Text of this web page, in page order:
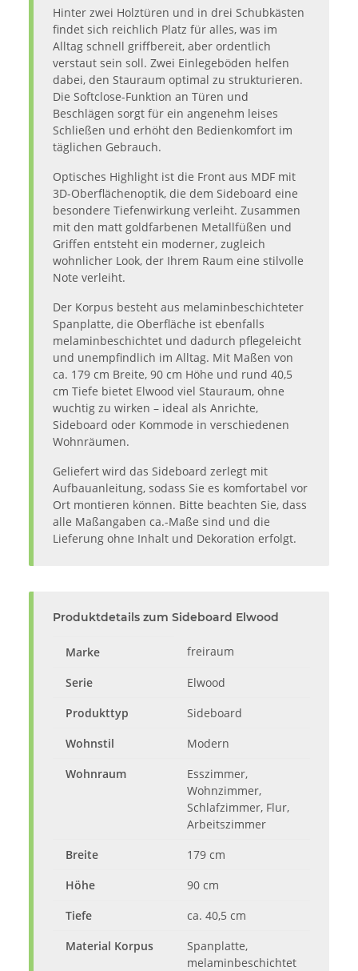
Hinter zwei Holztüren und in drei Schubkästen
findet sich reichlich Platz für alles, was im
Alltag schnell griffbereit, aber ordentlich
verstaut sein soll. Zwei Einlegeböden helfen
dabei, den Stauraum optimal zu strukturieren.
Die Softclose-Funktion an Türen und
Beschlägen sorgt für ein angenehm leises
Schließen und erhöht den Bedienkomfort im
täglichen Gebrauch.
Optisches Highlight ist die Front aus MDF mit
3D-Oberflächenoptik, die dem Sideboard eine
besondere Tiefenwirkung verleiht. Zusammen
mit den matt goldfarbenen Metallfüßen und
Griffen entsteht ein moderner, zugleich
wohnlicher Look, der Ihrem Raum eine stilvolle
Note verleiht.
Der Korpus besteht aus melaminbeschichteter
Spanplatte, die Oberfläche ist ebenfalls
melaminbeschichtet und dadurch pflegeleicht
und unempfindlich im Alltag. Mit Maßen von
ca. 179 cm Breite, 90 cm Höhe und rund 40,5
cm Tiefe bietet Elwood viel Stauraum, ohne
wuchtig zu wirken – ideal als Anrichte,
Sideboard oder Kommode in verschiedenen
Wohnräumen.
Geliefert wird das Sideboard zerlegt mit
Aufbauanleitung, sodass Sie es komfortabel vor
Ort montieren können. Bitte beachten Sie, dass
alle Maßangaben ca.-Maße sind und die
Lieferung ohne Inhalt und Dekoration erfolgt.
Produktdetails zum Sideboard Elwood
Marke freiraum
Serie
Elwood
Produkttyp
Sideboard
Wohnstil
Modern
Wohnraum
Esszimmer,
Wohnzimmer,
Schlafzimmer, Flur,
Arbeitszimmer
Breite
179 cm
Höhe
90 cm
Tiefe
ca. 40,5 cm
Material Korpus
Spanplatte,
melaminbeschichtet